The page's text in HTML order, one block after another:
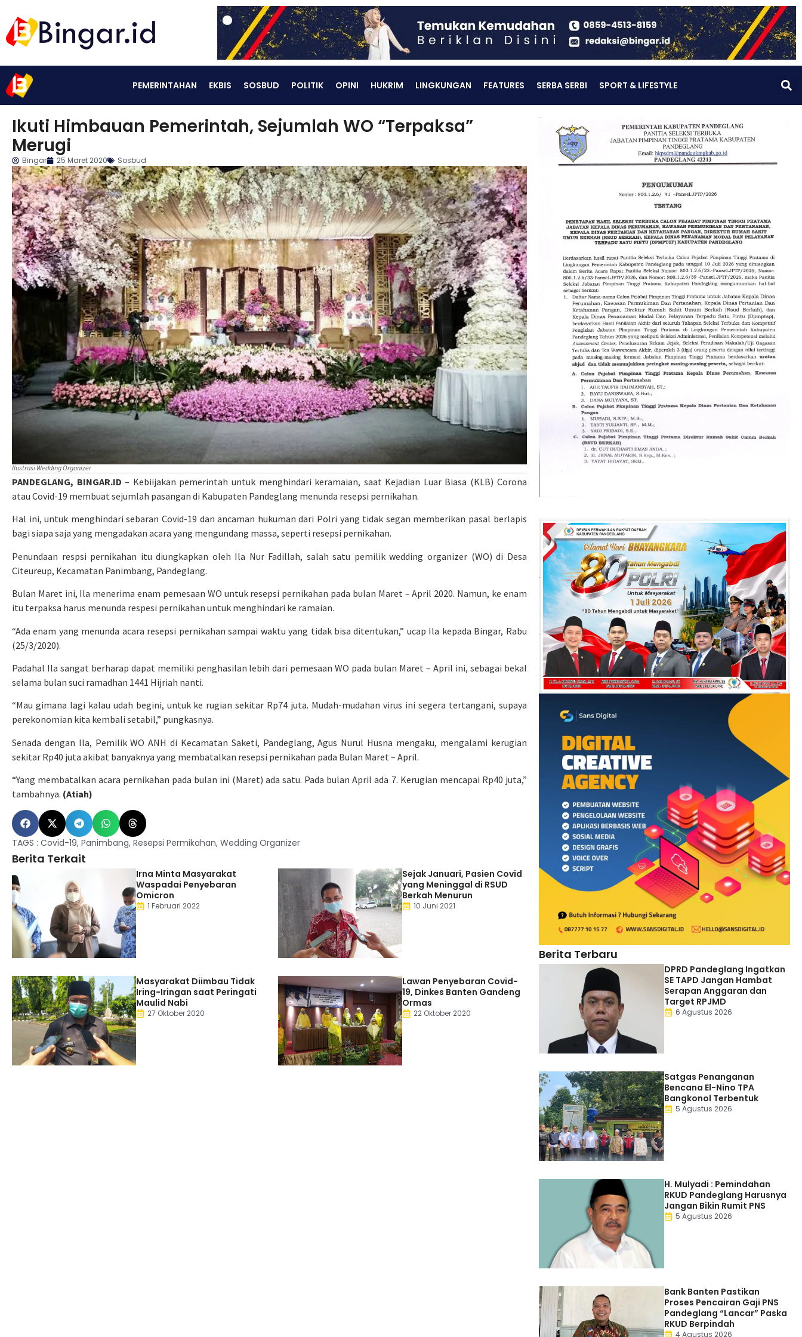
PEMERINTAHAN EKBIS SOSBUD POLITIK OPINI HUKRIM LINGKUNGAN FEATURES SERBA SERBI SPORT & LIFESTYLE
Ikuti Himbauan Pemerintah, Sejumlah WO “Terpaksa”
Merugi
Bingar 25 Maret 2020 Sosbud
Ilustrasi Wedding Organizer
PANDEGLANG, BINGAR.ID – Kebiijakan pemerintah untuk menghindari keramaian, saat Kejadian Luar Biasa (KLB) Corona
atau Covid-19 membuat sejumlah pasangan di Kabupaten Pandeglang menunda resepsi pernikahan.
Hal ini, untuk menghindari sebaran Covid-19 dan ancaman hukuman dari Polri yang tidak segan memberikan pasal berlapis
bagi siapa saja yang mengadakan acara yang mengundang massa, seperti resepsi pernikahan.
Penundaan respsi pernikahan itu diungkapkan oleh Ila Nur Fadillah, salah satu pemilik wedding organizer (WO) di Desa
Citeureup, Kecamatan Panimbang, Pandeglang.
Bulan Maret ini, Ila menerima enam pemesaan WO untuk resepsi pernikahan pada bulan Maret – April 2020. Namun, ke enam
itu terpaksa harus menunda respesi pernikahan untuk menghindari ke ramaian.
“Ada enam yang menunda acara resepsi pernikahan sampai waktu yang tidak bisa ditentukan,” ucap Ila kepada Bingar, Rabu
(25/3/2020).
Padahal Ila sangat berharap dapat memiliki penghasilan lebih dari pemesaan WO pada bulan Maret – April ini, sebagai bekal
selama bulan suci ramadhan 1441 Hijriah nanti.
“Mau gimana lagi kalau udah begini, untuk ke rugian sekitar Rp74 juta. Mudah-mudahan virus ini segera tertangani, supaya
perekonomian kita kembali setabil,” pungkasnya.
Senada dengan Ila, Pemilik WO ANH di Kecamatan Saketi, Pandeglang, Agus Nurul Husna mengaku, mengalami kerugian
sekitar Rp40 juta akibat banyaknya yang membatalkan resepsi pernikahan pada Bulan Maret – April.
“Yang membatalkan acara pernikahan pada bulan ini (Maret) ada satu. Pada bulan April ada 7. Kerugian mencapai Rp40 juta,”
tambahnya. (Atiah)
TAGS : Covid-19, Panimbang, Resepsi Permikahan, Wedding Organizer
Berita Terkait
Irna Minta Masyarakat
Waspadai Penyebaran
Omicron
1 Februari 2022
Sejak Januari, Pasien Covid
yang Meninggal di RSUD
Berkah Menurun
10 Juni 2021
Masyarakat Diimbau Tidak
Iring-Iringan saat Peringati
Maulid Nabi
27 Oktober 2020
Lawan Penyebaran Covid-
19, Dinkes Banten Gandeng
Ormas
22 Oktober 2020
Berita Terbaru
DPRD Pandeglang Ingatkan
SE TAPD Jangan Hambat
Serapan Anggaran dan
Target RPJMD
6 Agustus 2026
Satgas Penanganan
Bencana El-Nino TPA
Bangkonol Terbentuk
5 Agustus 2026
H. Mulyadi : Pemindahan
RKUD Pandeglang Harusnya
Jangan Bikin Rumit PNS
5 Agustus 2026
Bank Banten Pastikan
Proses Pencairan Gaji PNS
Pandeglang “Lancar” Paska
RKUD Berpindah
4 Agustus 2026